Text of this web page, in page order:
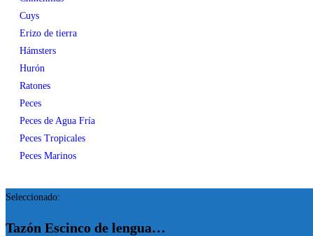
Cuys
Erizo de tierra
Hámsters
Hurón
Ratones
Peces
Peces de Agua Fría
Peces Tropicales
Peces Marinos
Seleccionado:
Tazón Escinco de lengua…